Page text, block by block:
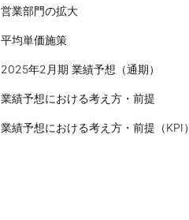
営業部門の拡大
平均単価施策
2025年2月期 業績予想（通期）
業績予想における考え方・前提
業績予想における考え方・前提（KPI）